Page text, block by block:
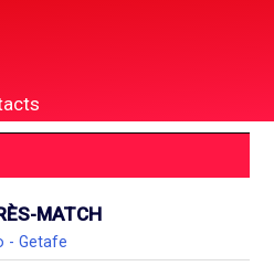
MATCH
- Getafe